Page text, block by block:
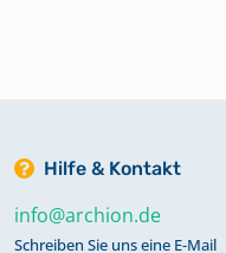
Hilfe & Kontakt
info@archion.de
Schreiben Sie uns eine E-Mail